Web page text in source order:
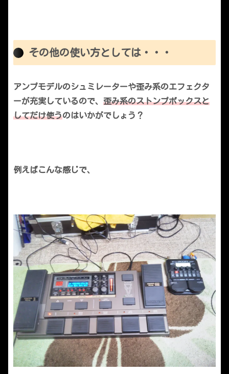
その他の使い方としては・・・
アンプモデルのシュミレーターや歪み系のエフェクタ
ーが充実しているので、 歪み系のストンプボックスと
してだけ使うのはいかがでしょう？
例えばこんな感じで、